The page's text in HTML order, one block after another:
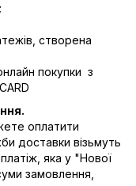
створена
покупки з
оплатити
доставки візьмуть
яка у "Нової
замовлення,